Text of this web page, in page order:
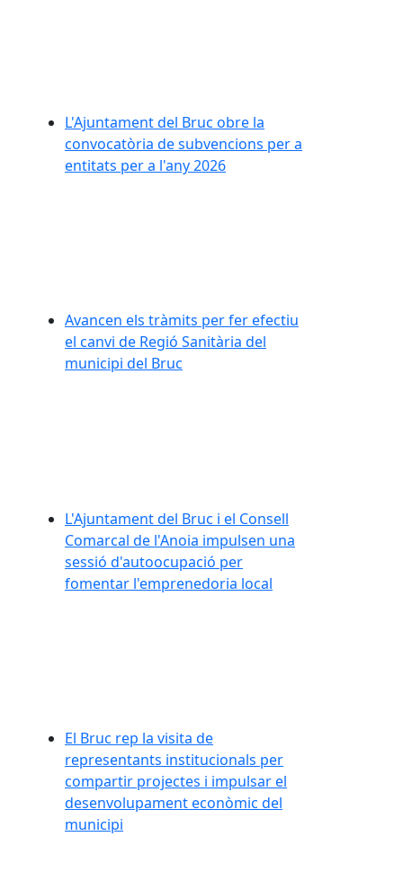
L'Ajuntament del Bruc obre la
convocatòria de subvencions per a
entitats per a l'any 2026
Avancen els tràmits per fer efectiu
el canvi de Regió Sanitària del
municipi del Bruc
L'Ajuntament del Bruc i el Consell
Comarcal de l'Anoia impulsen una
sessió d'autoocupació per
fomentar l'emprenedoria local
El Bruc rep la visita de
representants institucionals per
compartir projectes i impulsar el
desenvolupament econòmic del
municipi